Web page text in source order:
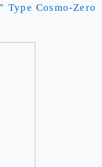
Type Cosmo-Zero